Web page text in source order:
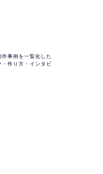
事例を一覧化した
作り方・インタビ